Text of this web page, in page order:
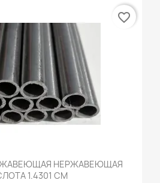
НЕРЖАВЕЮЩАЯ
1.4301 CM
favorite_border